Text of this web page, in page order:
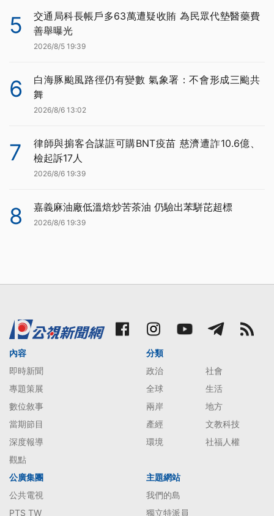
5
交通局科長帳戶多63萬遭疑收賄 為民眾代墊醫藥費
善舉曝光
2026/8/5 19:39
6
白海豚颱風路徑仍有變數 氣象署：不會形成三颱共
舞
2026/8/6 13:02
7
律師與掮客合謀誆可購BNT疫苗 慈濟遭詐10.6億、
檢起訴17人
2026/8/6 19:39
8 嘉義麻油廠低溫焙炒苦茶油 仍驗出苯駢芘超標
2026/8/6 19:39
內容
即時新聞
專題策展
數位敘事
當期節目
深度報導
觀點
分類
政治
社會
全球
生活
兩岸
地方
產經
文教科技
環境
社福人權
公廣集團
公共電視
PTS TW
主題網站
我們的島
獨立特派員